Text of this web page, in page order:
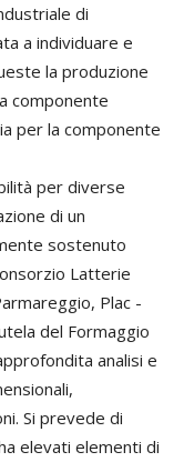
di
a individuare e
la produzione
componente
per la componente
per diverse
di un
sostenuto
Latterie
Plac -
del Formaggio
analisi e
Si prevede di
elevati elementi di